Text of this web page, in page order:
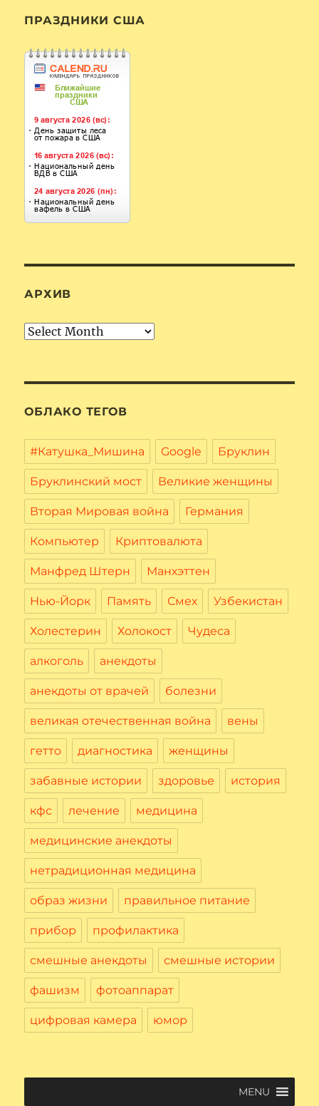
ПРАЗДНИКИ США
АРХИВ
Архив
ОБЛАКО ТЕГОВ
#Катушка_Мишина Google Бруклин
Бруклинский мост Великие женщины
Вторая Мировая война Германия
Компьютер Криптовалюта
Манфред Штерн Манхэттен
Нью-Йорк Память Смех Узбекистан
Холестерин Холокост Чудеса
алкоголь анекдоты
анекдоты от врачей болезни
великая отечественная война вены
гетто диагностика женщины
забавные истории здоровье история
кфс лечение медицина
медицинские анекдоты
нетрадиционная медицина
образ жизни правильное питание
прибор профилактика
смешные анекдоты смешные истории
фашизм фотоаппарат
цифровая камера юмор
MENU